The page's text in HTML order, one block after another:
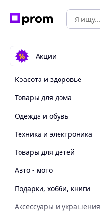
Акции
Красота и здоровье
Товары для дома
Одежда и обувь
Техника и электроника
Товары для детей
Авто - мото
Подарки, хобби, книги
Аксессуары и украшения